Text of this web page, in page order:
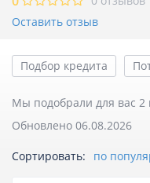
заявку онлайн.
Вклады
Отделения
Банкоматы
Оставить отзыв
Подбор кредита
Мы подобрали для вас 2
Обновлено 06.08.2026
Сортировать: по